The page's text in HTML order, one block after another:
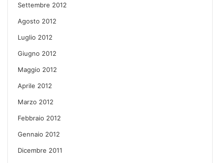
Settembre 2012
Agosto 2012
Luglio 2012
Giugno 2012
Maggio 2012
Aprile 2012
Marzo 2012
Febbraio 2012
Gennaio 2012
Dicembre 2011